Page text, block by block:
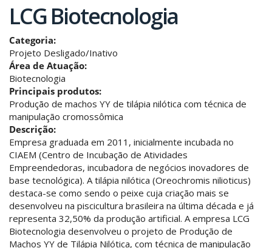
LCG Biotecnologia
Categoria:
Projeto Desligado/Inativo
Área de Atuação:
Biotecnologia
Principais produtos:
Produção de machos YY de tilápia nilótica com técnica de
manipulação cromossômica
Descrição:
Empresa graduada em 2011, inicialmente incubada no
CIAEM (Centro de Incubação de Atividades
Empreendedoras, incubadora de negócios inovadores de
base tecnológica). A tilápia nilótica (Oreochromis nilioticus)
destaca-se como sendo o peixe cuja criação mais se
desenvolveu na piscicultura brasileira na última década e já
representa 32,50% da produção artificial. A empresa LCG
Biotecnologia desenvolveu o projeto de Produção de
Machos YY de Tilápia Nilótica, com técnica de manipulação